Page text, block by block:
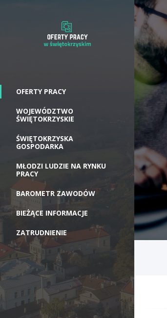
OFERTY PRACY
WOJEWÓDZTWO
ŚWIĘTOKRZYSKIE
ŚWIĘTOKRZYSKA
GOSPODARKA
MŁODZI LUDZIE NA RYNKU
PRACY
BAROMETR ZAWODÓW
BIEŻĄCE INFORMACJE
ZATRUDNIENIE